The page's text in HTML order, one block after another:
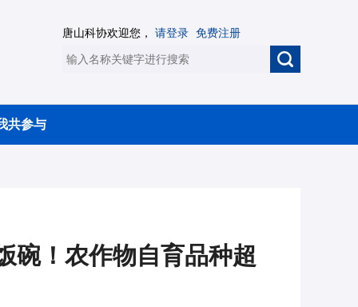
唐山科协欢迎您， 请登录 免费注册
共参与
碗！农作物自育品种超